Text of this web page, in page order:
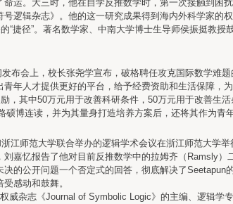
。大三时，他在自学反推数学时，第一次接触到困
逻辑杂志》。他的这一研究成果得到海内外科学家的
捷径”。著名数学家、中南大学博士生导师侯振挺教
会上，校长张尧学宣布，破格聘任攻克国际数学难
人才提供更好的平台，给予经费资助和生活保障，
其中50万元用于改善科研条件，50万元用于改善生活
连读，并为其量身打造培养方案后，还将其作为青
师范大学联合举办的逻辑学术会议在浙江师范大学
嘉忆报告了他对目前反推数学中的拉姆齐（Ramsly
的公开问题一个否定式的回答，彻底解决了
感动和鼓舞。
杂志《Journal of Symbolic Logic》的主编、逻辑学